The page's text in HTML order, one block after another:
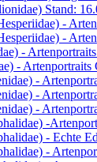
Stand:
-
-
-
-
-
-
-
-
- Echte
-